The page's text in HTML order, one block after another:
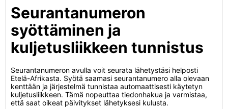
Seurantanumeron
syöttäminen ja
kuljetusliikkeen tunnistus
Seurantanumeron avulla voit seurata lähetystäsi helposti
Etelä-Afrikasta. Syötä saamasi seurantanumero alla olevaan
kenttään ja järjestelmä tunnistaa automaattisesti käytetyn
kuljetusliikkeen. Tämä nopeuttaa tiedonhakua ja varmistaa,
että saat oikeat päivitykset lähetyksesi kulusta.